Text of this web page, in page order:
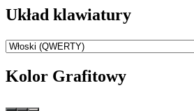
Układ klawiatury
Kolor Grafitowy